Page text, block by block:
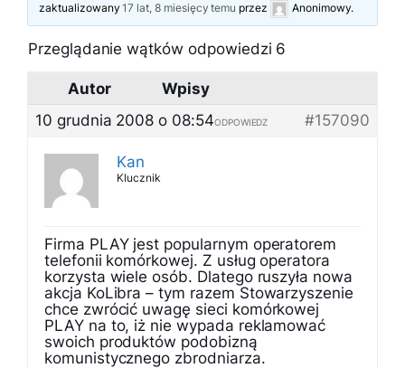
zaktualizowany17 lat, 8 miesięcy temu przez Anonimowy.
Przeglądanie wątków odpowiedzi 6
Autor
Wpisy
10 grudnia 2008 o 08:54
#157090
ODPOWIEDZ
Kan
Klucznik
Firma PLAY jest popularnym operatorem
telefonii komórkowej. Z usług operatora
korzysta wiele osób. Dlatego ruszyła nowa
akcja KoLibra – tym razem Stowarzyszenie
chce zwrócić uwagę sieci komórkowej
PLAY na to, iż nie wypada reklamować
swoich produktów podobizną
komunistycznego zbrodniarza.